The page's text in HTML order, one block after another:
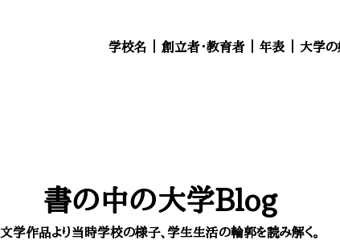
学校名 創立者・教育者 年表 大学の
書の中の大学Blog
文学作品より当時学校の様子、学生生活の輪郭を読み解く。